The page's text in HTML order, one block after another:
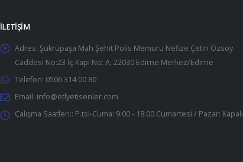
İLETIŞIM
Adres: Şükrüpaşa Mah Şehit Polis Memuru Nefize Çetin Özsoy
Caddesi No:23 İç Kapı No: A, 22030 Edirne Merkez/Edirne
Telefon: 0506 314 00 80
Email: info@etlyetisenler.com
Çalışma Saatleri:: P.tsi-Cuma: 9:00 - 18:00 Cumartesi / Pazar: Kapalı